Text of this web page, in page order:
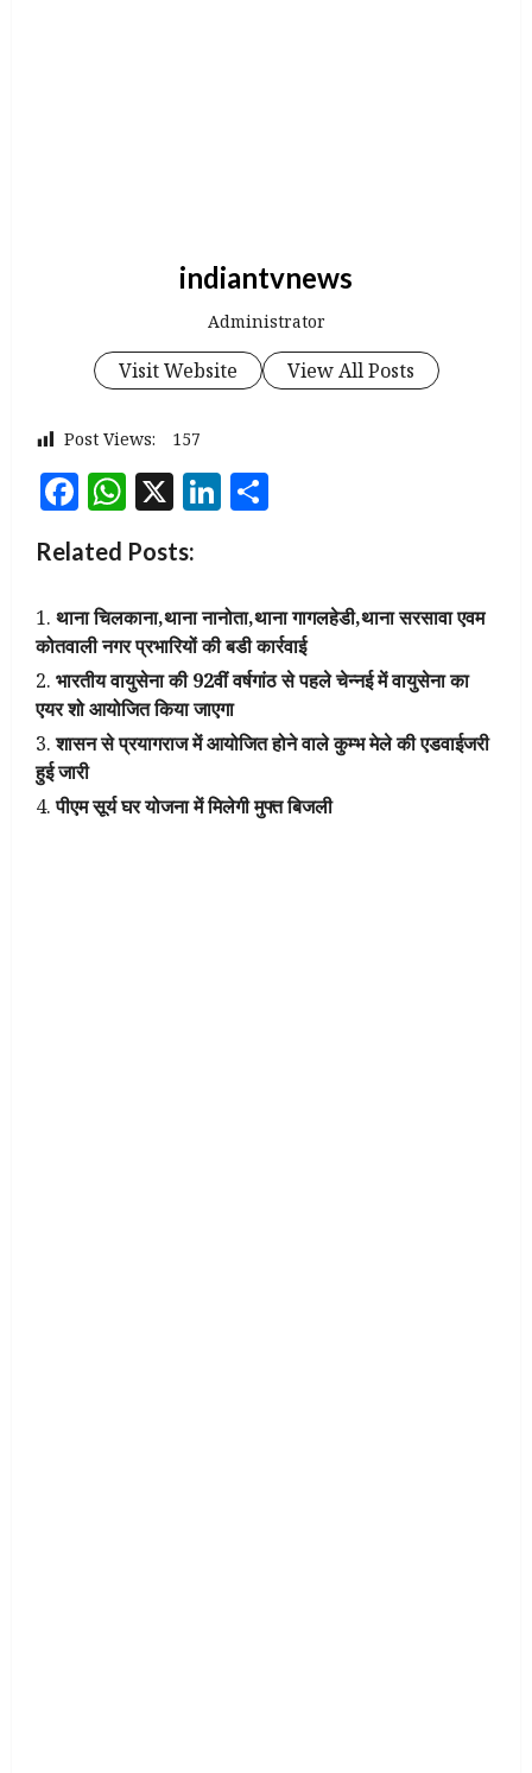
indiantvnews
Administrator
Visit Website View All Posts
Post Views: 157
Facebook
WhatsApp
X LinkedIn
Related Posts:
थाना चिलकाना,थाना नानोता,थाना गागलहेडी,थाना सरसावा एवम
कोतवाली नगर प्रभारियों की बडी कार्रवाई
भारतीय वायुसेना की 92वीं वर्षगांठ से पहले चेन्नई में वायुसेना का
एयर शो आयोजित किया जाएगा
शासन से प्रयागराज में आयोजित होने वाले कुम्भ मेले की एडवाईजरी
हुई जारी
पीएम सूर्य घर योजना में मिलेगी मुफ्त बिजली